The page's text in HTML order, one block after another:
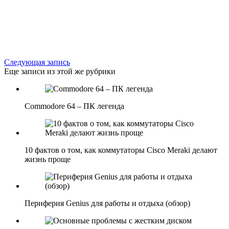
Следующая запись
Еще записи из этой же рубрики
Commodore 64 – ПК легенда
10 фактов о том, как коммутаторы Cisco Meraki делают
жизнь проще
Периферия Genius для работы и отдыха (обзор)